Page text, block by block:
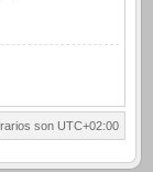
son UTC+02:00